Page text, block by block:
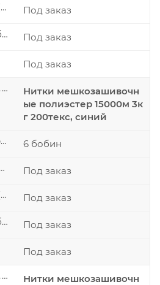
Под заказ
Цена от 30 коробок (р./шт.)
Под заказ
Наименование, вес бобины
Под заказ
Нитки мешкозашивочн
ые полиэстер 15000м 3к
г 200текс, синий
Цена от 1 коробки (р./шт.)
6 бобин
Цена от 5 коробок (р./шт.)
Под заказ
Цена от 10 коробок (р./шт.)
Под заказ
Цена от 30 коробок (р./шт.)
Под заказ
Наименование, вес бобины
Под заказ
Нитки мешкозашивочн
Цена от 1 коробки (р./шт.)